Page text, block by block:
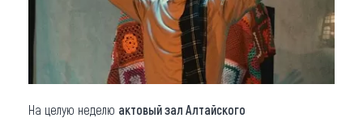
Другие рубрики
На целую неделю актовый зал Алтайского